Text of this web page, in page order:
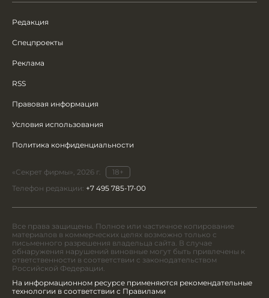
Редакция
Спецпроекты
Реклама
RSS
Правовая информация
Условия использования
Политика конфиденциальности
«Секрет фирмы», 2026 г.
18+
Телефон редакции: +7 495 785-17-00
Все права защищены. Полное или частичное копирование
материалов в коммерческих целях возможно только с
письменного разрешения владельца сайта. В случае
обнаружения нарушений виновные могут быть привлечены к
ответственности в соответствии с законодательством
Российской Федерации.
На информационном ресурсе применяются рекомендательные
технологии в соответствии с Правилами